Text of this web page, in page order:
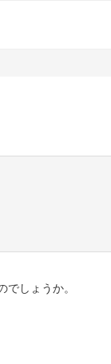
しょうか。